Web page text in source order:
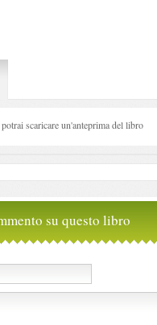
scaricare un'anteprima del libro
su questo libro